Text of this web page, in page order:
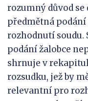
rozumný důvod se
předmětná
rozhodnutí soudu.
podání žalobce
shrnuje v
rozsudku, jež by
relevantní pro